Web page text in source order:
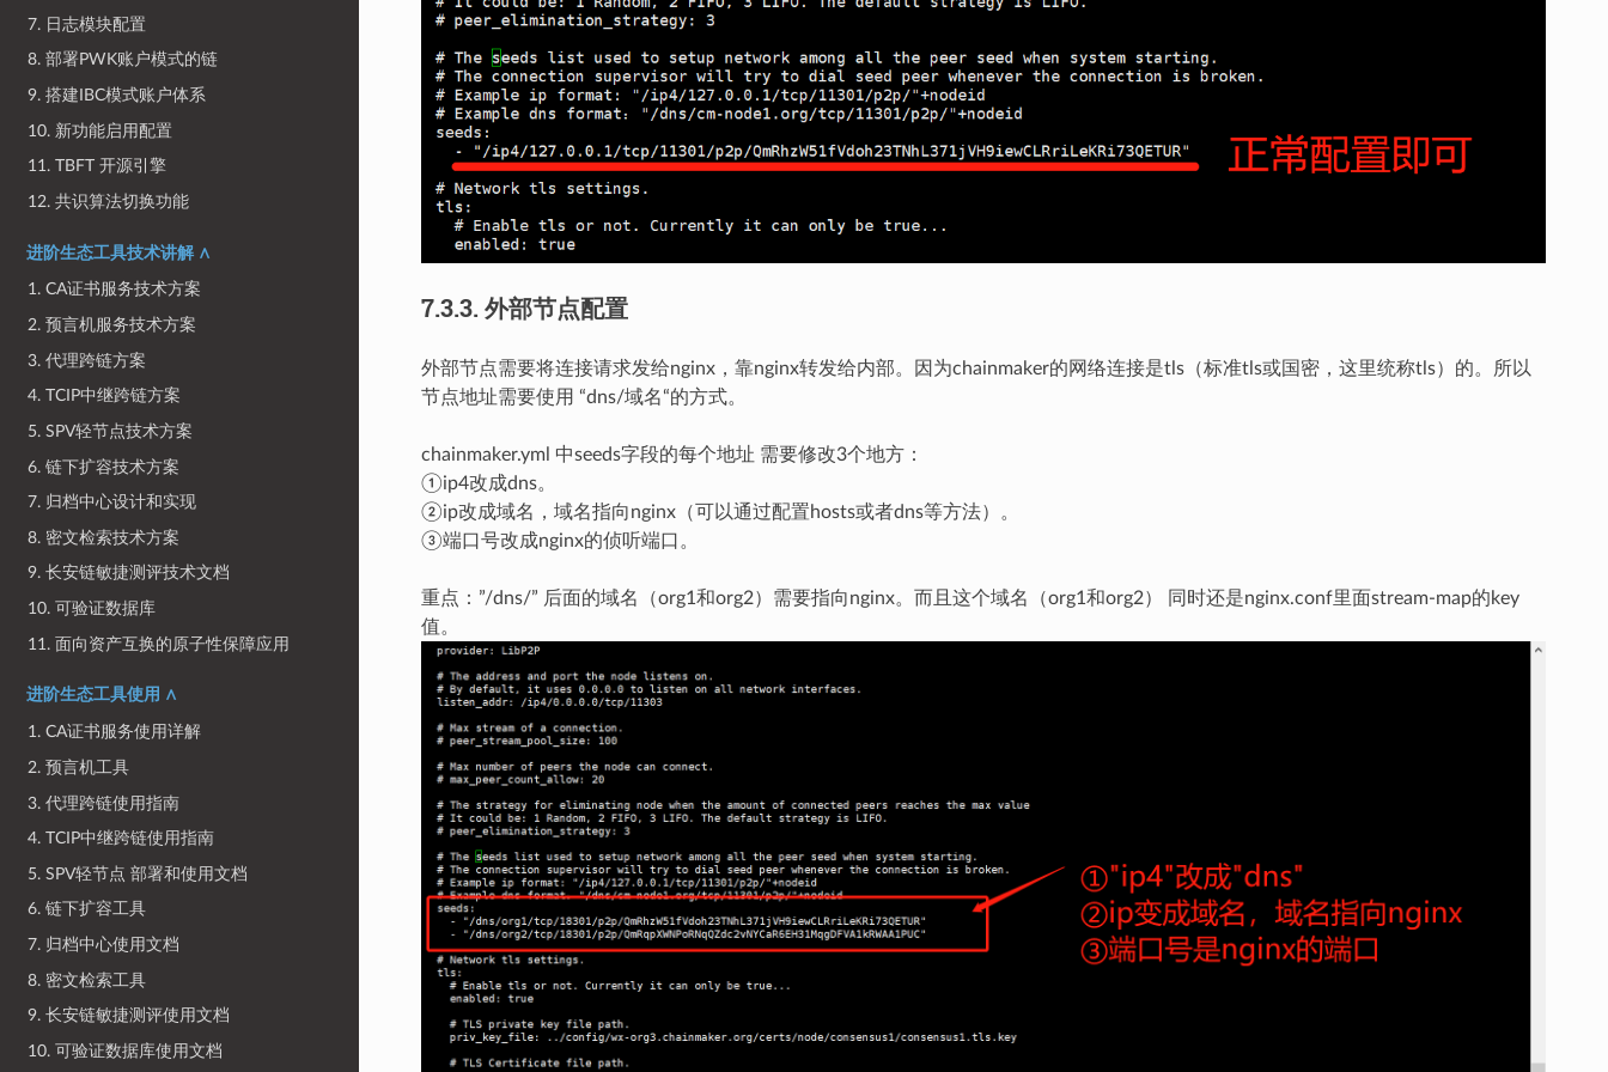
7. 日志模块配置
8. 部署PWK账户模式的链
9. 搭建IBC模式账户体系
10. 新功能启用配置
11. TBFT 开源引擎
12. 共识算法切换功能
进阶生态工具技术讲解 ∧
1. CA证书服务技术方案
2. 预言机服务技术方案
3. 代理跨链方案
4. TCIP中继跨链方案
5. SPV轻节点技术方案
6. 链下扩容技术方案
7. 归档中心设计和实现
8. 密文检索技术方案
9. 长安链敏捷测评技术文档
10. 可验证数据库
11. 面向资产互换的原子性保障应用
进阶生态工具使用 ∧
1. CA证书服务使用详解
2. 预言机工具
3. 代理跨链使用指南
4. TCIP中继跨链使用指南
5. SPV轻节点 部署和使用文档
6. 链下扩容工具
7. 归档中心使用文档
8. 密文检索工具
9. 长安链敏捷测评使用文档
10. 可验证数据库使用文档
7.3.3. 外部节点配置
外部节点需要将连接请求发给nginx，靠nginx转发给内部。因为chainmaker的网络连接是tls（标准tls或国密，这里统称tls）的。所以
节点地址需要使用 “dns/域名“的方式。
chainmaker.yml 中seeds字段的每个地址 需要修改3个地方：
①ip4改成dns。
②ip改成域名，域名指向nginx（可以通过配置hosts或者dns等方法）。
③端口号改成nginx的侦听端口。
重点：”/dns/” 后面的域名（org1和org2）需要指向nginx。而且这个域名（org1和org2） 同时还是nginx.conf里面stream-map的key
值。